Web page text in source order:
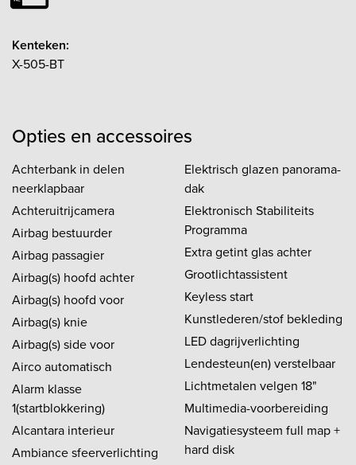
Kenteken:
X-505-BT
Opties en accessoires
Achterbank in delen
neerklapbaar
Achteruitrijcamera
Airbag bestuurder
Airbag passagier
Airbag(s) hoofd achter
Airbag(s) hoofd voor
Airbag(s) knie
Airbag(s) side voor
Airco automatisch
Alarm klasse
1(startblokkering)
Alcantara interieur
Ambiance sfeerverlichting
Elektrisch glazen panorama-
dak
Elektronisch Stabiliteits
Programma
Extra getint glas achter
Grootlichtassistent
Keyless start
Kunstlederen/stof bekleding
LED dagrijverlichting
Lendesteun(en) verstelbaar
Lichtmetalen velgen 18"
Multimedia-voorbereiding
Navigatiesysteem full map +
hard disk